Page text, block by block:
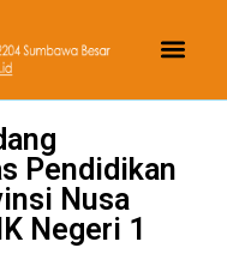
Pendidikan
Nusa
Negeri 1